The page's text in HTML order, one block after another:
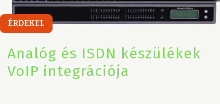
ÉRDEKEL
Analóg és ISDN készülékek
VoIP integrációja